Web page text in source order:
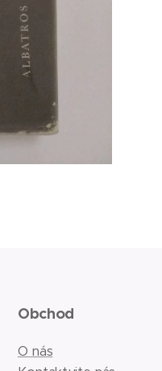
Obchod
O nás